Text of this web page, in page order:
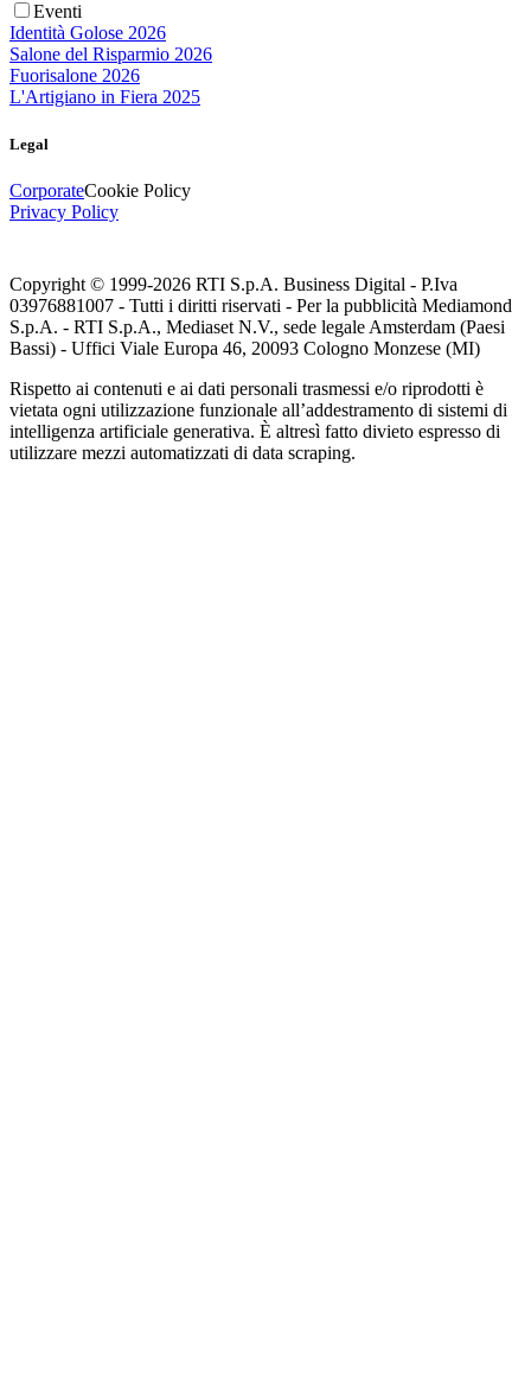
Eventi
Identità Golose 2026
Salone del Risparmio 2026
Fuorisalone 2026
L'Artigiano in Fiera 2025
Legal
CorporateCookie Policy
Privacy Policy
Copyright © 1999-2026 RTI S.p.A. Business Digital - P.Iva
03976881007 - Tutti i diritti riservati - Per la pubblicità Mediamond
S.p.A. - RTI S.p.A., Mediaset N.V., sede legale Amsterdam (Paesi
Bassi) - Uffici Viale Europa 46, 20093 Cologno Monzese (MI)
Rispetto ai contenuti e ai dati personali trasmessi e/o riprodotti è
vietata ogni utilizzazione funzionale all’addestramento di sistemi di
intelligenza artificiale generativa. È altresì fatto divieto espresso di
utilizzare mezzi automatizzati di data scraping.